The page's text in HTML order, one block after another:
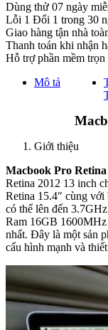
Dùng thử 07 ngày
Lỗi 1 Đổi 1 trong 30
Giao hàng tận nhà
Thanh toán khi nhận
Hỗ trợ phần mềm trọn
Mô tả
Giới thiệu
Macbook Pro
Retina 2012 13 inch
Retina 15.4″ cùng
có thể lên đến
Ram 16GB 1600MHz
nhất. Đây là một sản
cấu hình mạnh và